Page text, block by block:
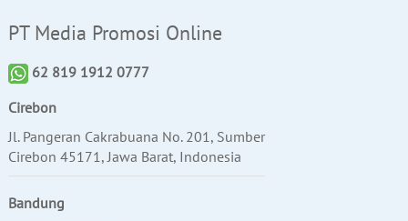
PT Media Promosi Online
62 819 1912 0777
Cirebon
Jl. Pangeran Cakrabuana No. 201, Sumber
Cirebon 45171, Jawa Barat, Indonesia
Bandung